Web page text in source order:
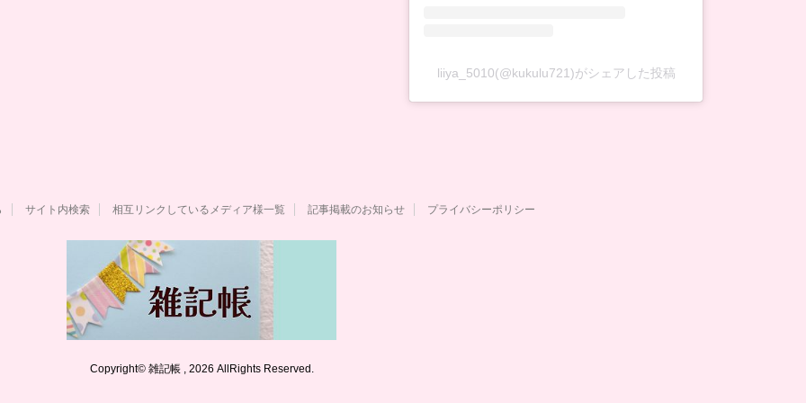
liiya_5010(@kukulu721)がシェアした投稿
サイト内検索 相互リンクしているメディア様一覧 記事掲載のお知らせ プライバシーポリシー
Copyright© 雑記帳 , 2026 AllRights Reserved.